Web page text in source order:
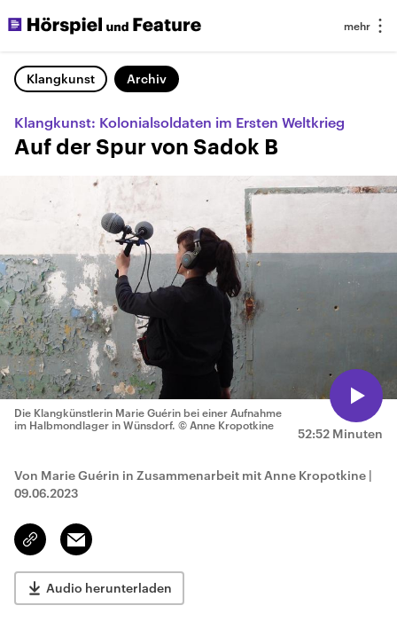
Klangkunst Archiv
Klangkunst: Kolonialsoldaten im Ersten Weltkrieg
Auf der Spur von Sadok B
52:52 Minuten
Die Klangkünstlerin Marie Guérin bei einer Aufnahme
im Halbmondlager in Wünsdorf. © Anne Kropotkine
Von Marie Guérin in Zusammenarbeit mit Anne Kropotkine |
09.06.2023
Link
kopieren/teilen
Email
Audio herunterladen